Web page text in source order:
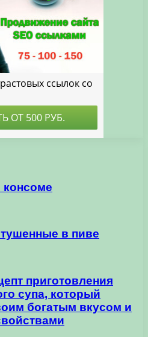
консоме
в пиве
приготовления
супа, который
богатым вкусом и